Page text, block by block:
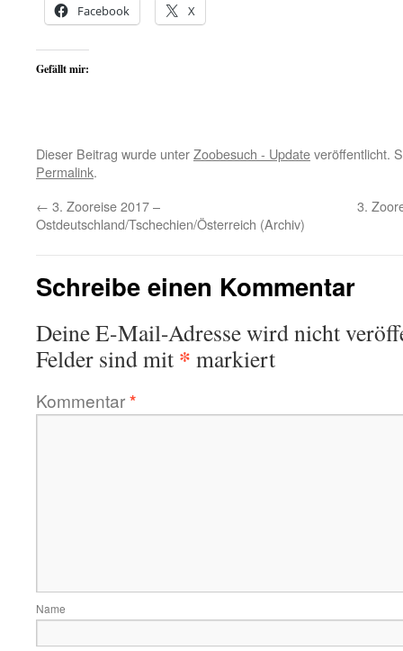
Facebook X
Gefällt mir:
Dieser Beitrag wurde unterZoobesuch - Updateveröffentlicht.
Permalink.
← 3. Zooreise 2017 –
Ostdeutschland/Tschechien/Österreich (Archiv)
3.
Schreibe einen Kommentar
Deine E-Mail-Adresse wird nicht
Felder sind mit * markiert
Kommentar*
Name